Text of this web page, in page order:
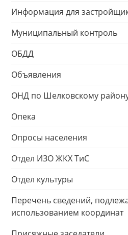
Информация для
Муниципальный контроль
ОБДД
Объявления
ОНД по Шелковскому
Опека
Опросы населения
Отдел ИЗО ЖКХ ТиС
Отдел культуры
Перечень сведений,
использованием координат